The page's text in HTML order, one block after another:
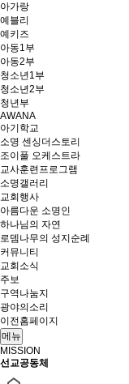
아가랑
예블리
예키즈
아동1부
아동2부
청소년1부
청소년2부
청년부
AWANA
아기학교
소명 센싱더스토리
조이풀 오케스트라
교사훈련프로그램
소명갤러리
교회행사
아름다운 소명인
하나님의 자연
로뎀나무의 성지순례
커뮤니티
교회소식
주보
구역나눔지
광야의소리
이전홈페이지
메뉴
MISSION
선교공동체